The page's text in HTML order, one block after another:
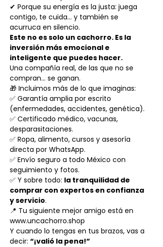
✔ Porque su energía es la justa: juega
contigo, te cuida… y también se
acurruca en silencio.
Este no es solo un cachorro. Es la
inversión más emocional e
inteligente que puedes hacer.
Una compañía real, de las que no se
compran... se ganan.
🎁 Incluimos más de lo que imaginas:
✅ Garantía amplia por escrito
(enfermedades, accidentes, genética).
✅ Certificado médico, vacunas,
desparasitaciones.
✅ Ropa, alimento, cursos y asesoría
directa por WhatsApp.
✅ Envío seguro a todo México con
seguimiento y fotos.
✅ Y sobre todo: la tranquilidad de
comprar con expertos en confianza
y servicio.
📍 Tu siguiente mejor amigo está en
www.uncachorro.shop
Y cuando lo tengas en tus brazos, vas a
decir: “¡valió la pena!”